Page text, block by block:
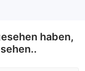
haben,